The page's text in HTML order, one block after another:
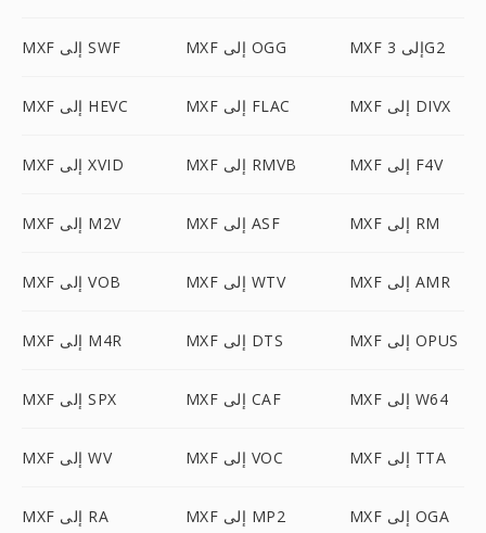
MXF إلى SWF MXF إلى OGG MXF إلى 3G2
MXF إلى HEVC MXF إلى FLAC MXF إلى DIVX
MXF إلى XVID MXF إلى RMVB MXF إلى F4V
MXF إلى M2V MXF إلى ASF MXF إلى RM
MXF إلى VOB MXF إلى WTV MXF إلى AMR
MXF إلى M4R MXF إلى DTS MXF إلى OPUS
MXF إلى SPX MXF إلى CAF MXF إلى W64
MXF إلى WV MXF إلى VOC MXF إلى TTA
MXF إلى RA MXF إلى MP2 MXF إلى OGA